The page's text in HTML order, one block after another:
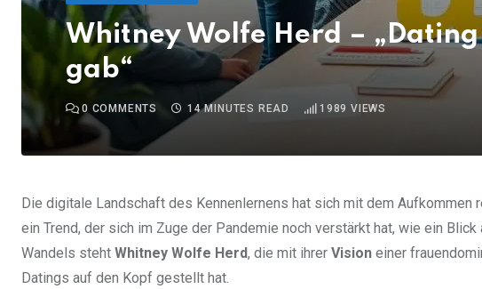
Whitney Wolfe Herd –
gab“
0 COMMENTS 14 MINUTES READ 1989 VIEWS
Die digitale Landschaft des Kennenlernens hat sich mit dem Aufkommen
ein Trend, der sich im Zuge der Pandemie noch verstärkt hat, wie ein Blick
Wandels steht Whitney Wolfe Herd, die mit ihrer Vision einer
Datings auf den Kopf gestellt hat.